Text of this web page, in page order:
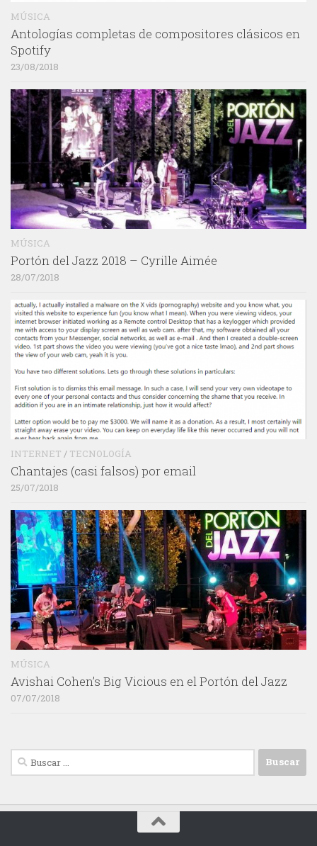
MÚSICA
Antologías completas de compositores clásicos en
Spotify
23/08/2018
MÚSICA
Portón del Jazz 2018 – Cyrille Aimée
28/07/2018
INTERNET / TECNOLOGÍA
Chantajes (casi falsos) por email
25/07/2018
MÚSICA
Avishai Cohen’s Big Vicious en el Portón del Jazz
07/07/2018
Buscar: